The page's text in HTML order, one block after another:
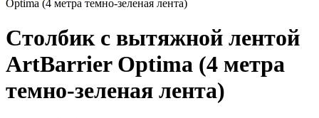
Оptima (4 метра темно-зеленая лента)
Столбик с вытяжной лентой
ArtBarrier Оptima (4 метра
темно-зеленая лента)